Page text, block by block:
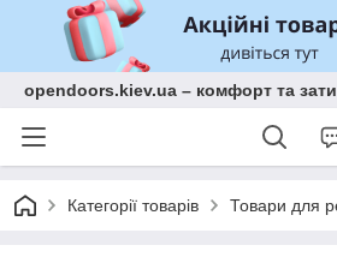
opendoors.kiev.ua – комфорт та
Категорії товарів Товари для